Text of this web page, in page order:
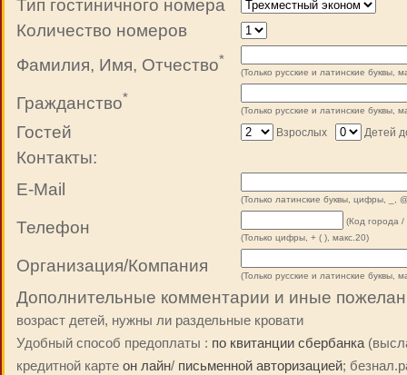
Тип гостиничного номера
Количество номеров
Фамилия, Имя, Отчество*
(Только русские и латинские буквы,
Гражданство*
(Только русские и латинские буквы,
Гостей Взрослых Детей
Контакты:
E-Mail
(Только латинские буквы, цифры, _,
Телефон
(Код города
(Только цифры, + ( ), макс.20)
Организация/Компания
(Только русские и латинские буквы,
Дополнительные комментарии и иные
возраст детей, нужны ли раздельные кровати
Удобный способ предоплаты : по квитанции сбербанка
кредитной карте он лайн/ письменной авторизацией;